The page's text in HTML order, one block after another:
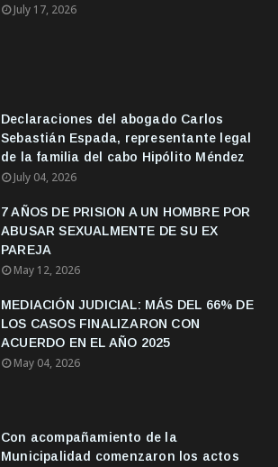
July 17, 2026
Declaraciones del abogado Carlos
Sebastián Espada, representante legal
de la familia del cabo Hipólito Méndez
July 04, 2026
7 AÑOS DE PRISION A UN HOMBRE POR
ABUSAR SEXUALMENTE DE SU EX
PAREJA
May 12, 2026
MEDIACIÓN JUDICIAL: MÁS DEL 66% DE
LOS CASOS FINALIZARON CON
ACUERDO EN EL AÑO 2025
May 04, 2026
Con acompañamiento de la
Municipalidad comenzaron los actos